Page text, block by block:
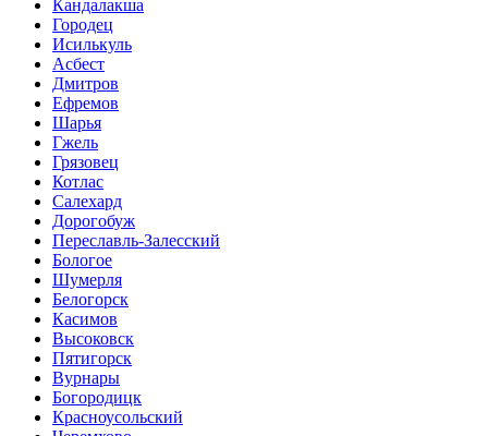
Кандалакша
Городец
Исилькуль
Асбест
Дмитров
Ефремов
Шарья
Гжель
Грязовец
Котлас
Салехард
Дорогобуж
Переславль-Залесский
Бологое
Шумерля
Белогорск
Касимов
Высоковск
Пятигорск
Вурнары
Богородицк
Красноусольский